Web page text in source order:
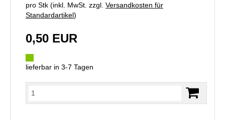
pro Stk (inkl. MwSt. zzgl. Versandkosten für
Standardartikel)
0,50 EUR
lieferbar in 3-7 Tagen